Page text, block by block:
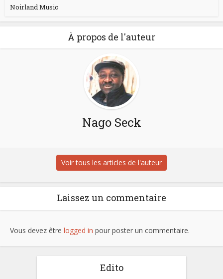
Noirland Music
À propos de l'auteur
Nago Seck
Voir tous les articles de l'auteur
Laissez un commentaire
Vous devez être logged in pour poster un commentaire.
Edito